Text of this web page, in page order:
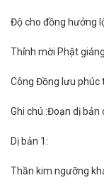
Độ cho đồng hưởng
Thỉnh mời Phật
Công Đồng lưu
Ghi chú :Đoạn dị bản
Dị bản 1:
Thần kim ngưỡng